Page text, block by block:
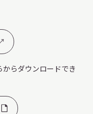
からダウンロードでき